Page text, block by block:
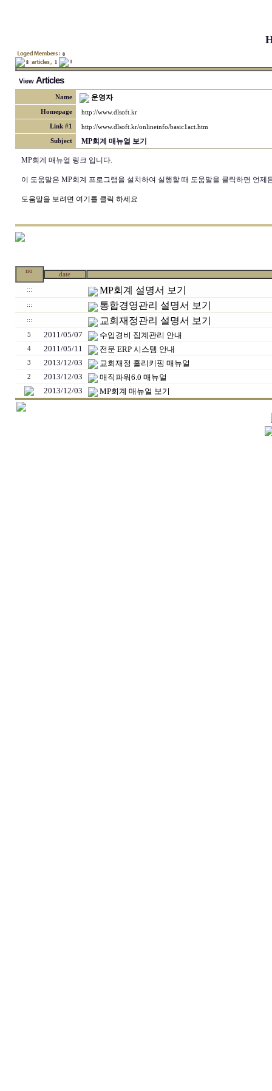
0
8
1 1
View Articles
Name 운영자
Homepage http://www.dlsoft.kr
Link #1 http://www.dlsoft.kr/onlineinfo/basic1act.htm
Subject MP회계 매뉴얼 보기
MP회계 매뉴얼 링크 입니다.
이 도움말은 MP회계 프로그램을 설치하여 실행할 때 도움말을 클릭하면 언제
도움말을 보려면 여기를 클릭 하세요
no
date
::: MP회계 설명서 보기
::: 통합경영관리 설명서 보기
::: 교회재정관리 설명서 보기
5 2011/05/07 수입경비 집계관리 안내
4 2011/05/11 전문 ERP 시스템 안내
3 2013/12/03 교회재정 홀리키핑 매뉴얼
2 2013/12/03
매직파워6.0 매뉴얼
2013/12/03
MP회계 매뉴얼 보기